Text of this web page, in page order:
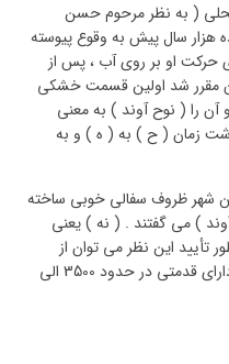
( به نظر مرحوم حسن
هزار سال پیش به وقوع پیوسته
حرکت او بر روی آب ، پس از
مقرر شد اولین قسمت خشکی
آن را ( نوح آوند ) به معنی
زمان ( ح ) به ( ه ) و به
شهر ظروف سفالی خوبی ساخته
) می گفتند . ( نه ) یعنی
تأیید این نظر می توان از
سفال های بدست آمده در این شهر که دارای قدمتی در حدود 3500 الی